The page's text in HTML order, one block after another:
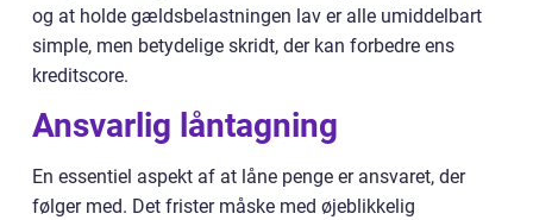
og at holde gældsbelastningen lav er alle umiddelbart
simple, men betydelige skridt, der kan forbedre ens
kreditscore.
Ansvarlig låntagning
En essentiel aspekt af at låne penge er ansvaret, der
følger med. Det frister måske med øjeblikkelig